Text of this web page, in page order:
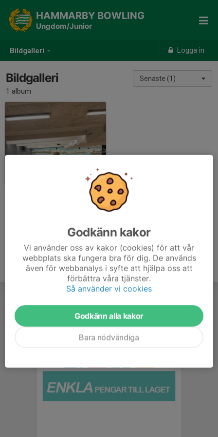
Bildgalleri Logga in
HAMMARBY BOWLING
Ungdom/Junior
Senaste (1)
Bildgalleri
1 album
Godkänn kakor
Vi använder oss av kakor (cookies) för att vår
webbplats ska fungera bra för dig. De används
även för webbanalys i syfte att hjälpa oss att
förbättra våra tjänster.
Så använder vi cookies
Godkänn alla kakor
Bara nödvändiga